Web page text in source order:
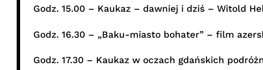
Godz. 15.00 – Kaukaz – dawniej i dziś – Witold
Godz. 16.30 – „Baku-miasto bohater” – film
Godz. 17.30 – Kaukaz w oczach gdańskich